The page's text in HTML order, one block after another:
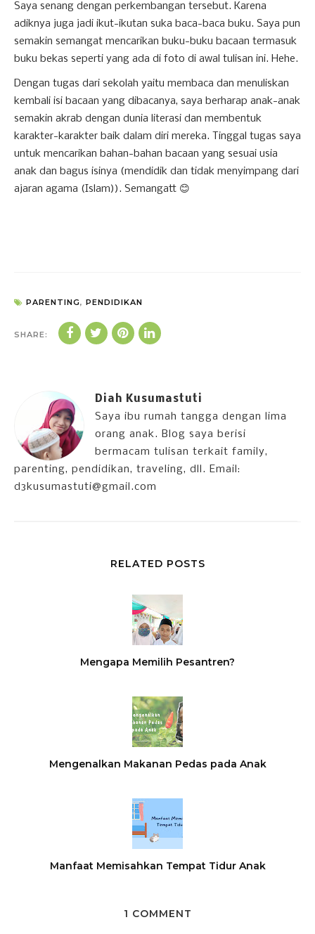
Saya senang dengan perkembangan tersebut. Karena
adiknya juga jadi ikut-ikutan suka baca-baca buku. Saya pun
semakin semangat mencarikan buku-buku bacaan termasuk
buku bekas seperti yang ada di foto di awal tulisan ini. Hehe.
Dengan tugas dari sekolah yaitu membaca dan menuliskan
kembali isi bacaan yang dibacanya, saya berharap anak-anak
semakin akrab dengan dunia literasi dan membentuk
karakter-karakter baik dalam diri mereka. Tinggal tugas saya
untuk mencarikan bahan-bahan bacaan yang sesuai usia
anak dan bagus isinya (mendidik dan tidak menyimpang dari
ajaran agama (Islam)). Semangatt 😊
PARENTING, PENDIDIKAN
SHARE:
Diah Kusumastuti
Saya ibu rumah tangga dengan lima
orang anak. Blog saya berisi
bermacam tulisan terkait family,
parenting, pendidikan, traveling, dll. Email:
d3kusumastuti@gmail.com
RELATED POSTS
Mengapa Memilih Pesantren?
Mengenalkan Makanan Pedas pada Anak
Manfaat Memisahkan Tempat Tidur Anak
1 COMMENT